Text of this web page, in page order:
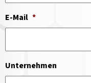
E-Mail *
Unternehmen